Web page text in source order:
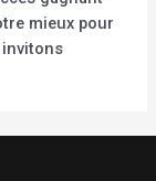
mieux pour
invitons